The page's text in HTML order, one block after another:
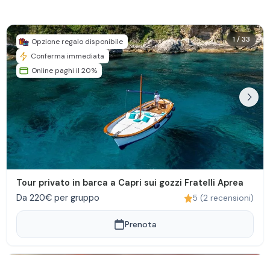
1/33
Opzione regalo disponibile
Conferma immediata
Online paghi il 20%
Tour privato in barca a Capri sui gozzi Fratelli Aprea
Da 220€ per gruppo
5 (2 recensioni)
Prenota